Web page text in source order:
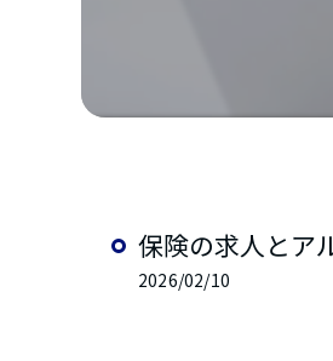
保険の求人とア
2026/02/10